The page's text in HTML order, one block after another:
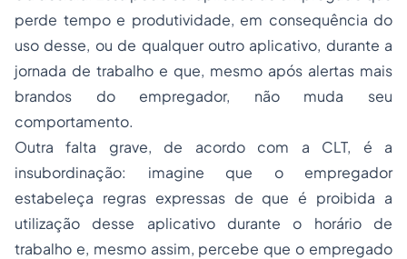
perde tempo e produtividade, em consequência do
uso desse, ou de qualquer outro aplicativo, durante a
jornada de trabalho e que, mesmo após alertas mais
brandos do empregador, não muda seu
comportamento.
Outra falta grave, de acordo com a CLT, é a
insubordinação: imagine que o empregador
estabeleça regras expressas de que é proibida a
utilização desse aplicativo durante o horário de
trabalho e, mesmo assim, percebe que o empregado